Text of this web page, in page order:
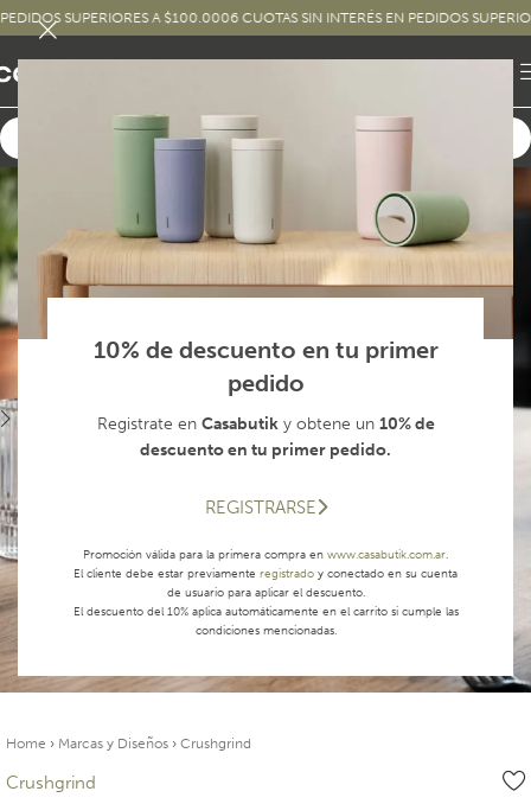
10% de descuento en tu primer
pedido
Registrate en Casabutiky obtene un 10% de
descuento en tu primer pedido.
REGISTRARSE
Promoción válida para la primera compra en www.casabutik.com.ar.
El cliente debe estar previamente registrado y conectado en su cuenta
de usuario para aplicar el descuento.
El descuento del 10% aplica automáticamente en el carrito si cumple las
condiciones mencionadas.
SUPERIORES A $100.0006 CUOTAS SIN INTERÉS EN PEDIDOS
Home › Marcas y Diseños › Crushgrind
Crushgrind